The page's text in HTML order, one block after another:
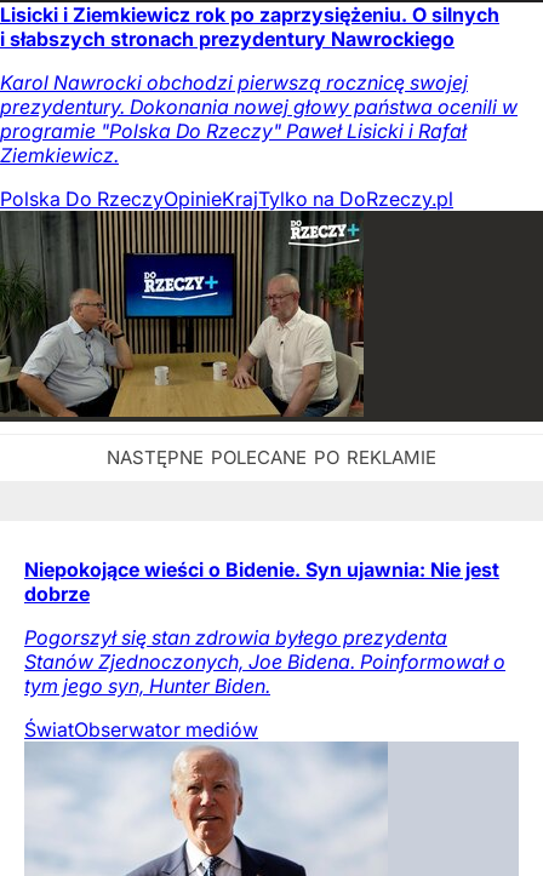
Lisicki i Ziemkiewicz rok po zaprzysiężeniu. O silnych
i słabszych stronach prezydentury Nawrockiego
Karol Nawrocki obchodzi pierwszą rocznicę swojej
prezydentury. Dokonania nowej głowy państwa ocenili w
programie "Polska Do Rzeczy" Paweł Lisicki i Rafał
Ziemkiewicz.
Polska Do RzeczyOpinieKrajTylko na DoRzeczy.pl
Niepokojące wieści o Bidenie. Syn ujawnia: Nie jest
dobrze
Pogorszył się stan zdrowia byłego prezydenta
Stanów Zjednoczonych, Joe Bidena. Poinformował o
tym jego syn, Hunter Biden.
ŚwiatObserwator mediów